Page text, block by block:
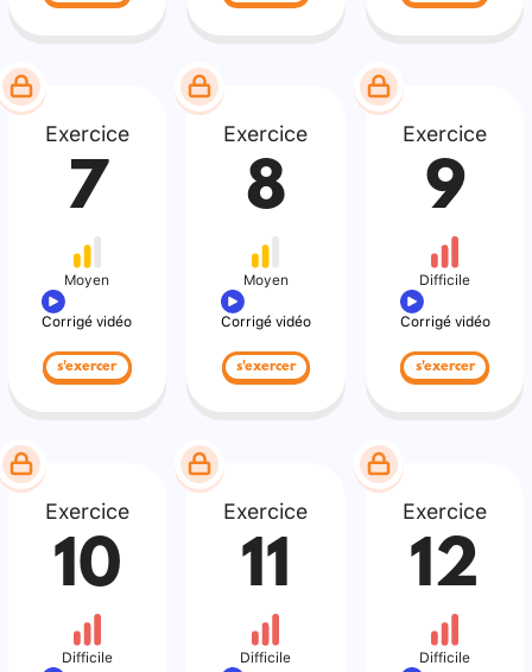
Exercice
7
Moyen
Corrigé vidéo
s'exercer
Exercice
8
Moyen
Corrigé vidéo
s'exercer
Exercice
9
Difficile
Corrigé vidéo
s'exercer
Exercice
10
Difficile
Exercice
11
Difficile
Exercice
12
Difficile